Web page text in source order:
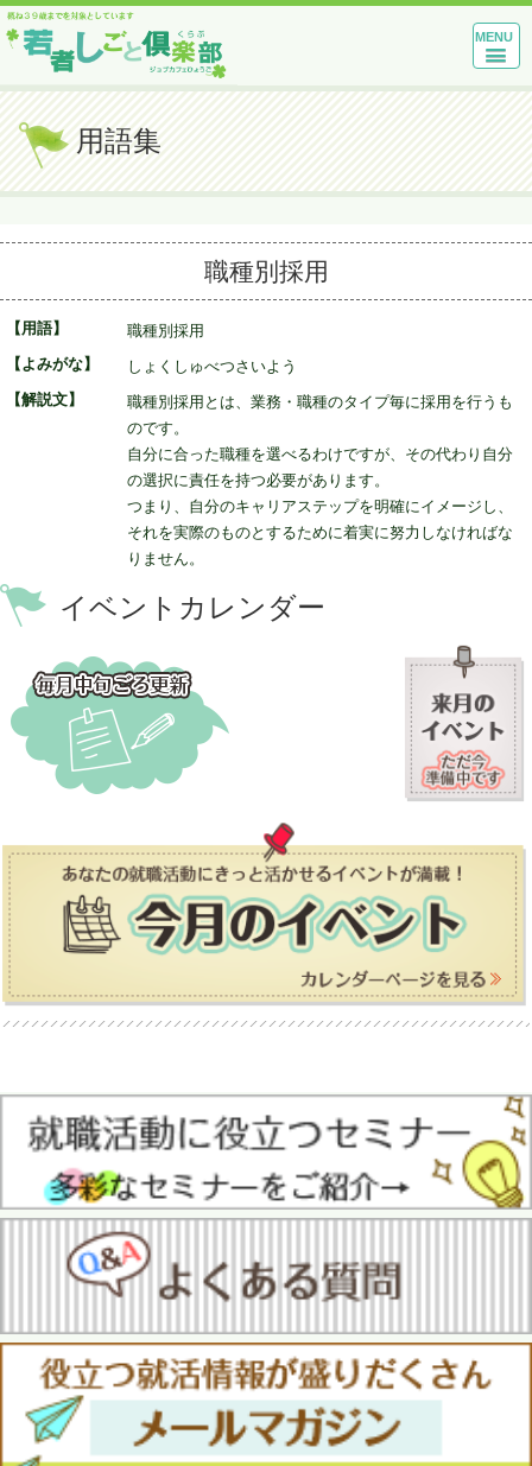
MENU
用語集
職種別採用
【用語】
職種別採用
【よみがな】
しょくしゅべつさいよう
【解説文】
職種別採用とは、業務・職種のタイプ毎に採用を行うも
のです。
自分に合った職種を選べるわけですが、その代わり自分
の選択に責任を持つ必要があります。
つまり、自分のキャリアステップを明確にイメージし、
それを実際のものとするために着実に努力しなければな
りません。
イベントカレンダー